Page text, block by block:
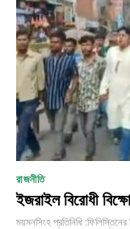
রাজনীতি
ইজরাইল বিরোধী
ময়মনসিংহ প্রতিনিধি